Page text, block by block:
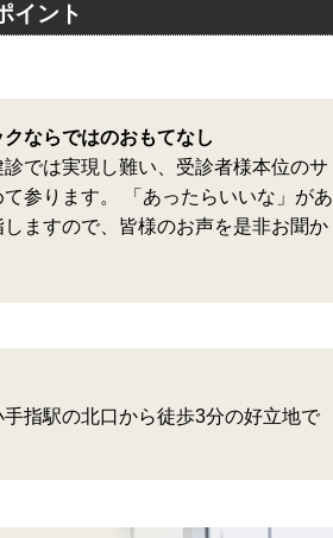
イント
ならではのおもてなし
では実現し難い、受診者様本位のサ
参ります。 「あったらいいな」があ
しますので、皆様のお声を是非お聞か
指駅の北口から徒歩3分の好立地で